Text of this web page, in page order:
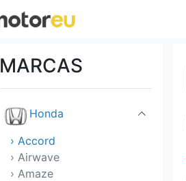
MARCAS
GMC
Honda
› Accord
› Airwave
› Amaze